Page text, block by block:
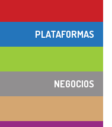
PLATAFORMAS
NEGOCIOS